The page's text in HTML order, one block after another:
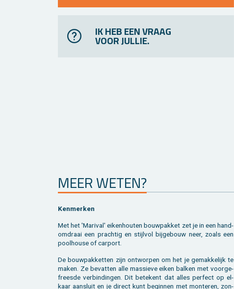
IK HEB EEN VRAAG
VOOR JULLIE.
MEER WETEN?
Ken­mer­ken
Met het 'Ma­ri­val' ei­ken­hou­ten bouw­pak­ket zet je in een hand­
om­draai een prach­tig en stijl­vol bij­ge­bouw neer, zoals een
pool­hou­se of car­port.
De bouw­pak­ket­ten zijn ont­wor­pen om het je ge­mak­ke­lijk te
maken. Ze be­vat­ten alle mas­sie­ve eiken bal­ken met voor­ge­
frees­de ver­bin­din­gen. Dit be­te­kent dat alles per­fect op el­
kaar aan­sluit en je di­rect kunt be­gin­nen met mon­te­ren, zon­